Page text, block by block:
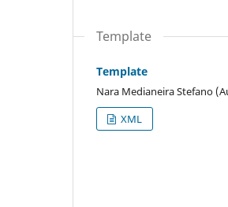
Template
Template
Nara Medianeira Stefano
XML